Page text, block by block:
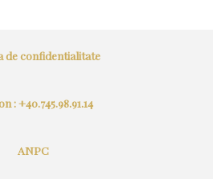
de confidentialitate
: +40.745.98.91.14
ANPC